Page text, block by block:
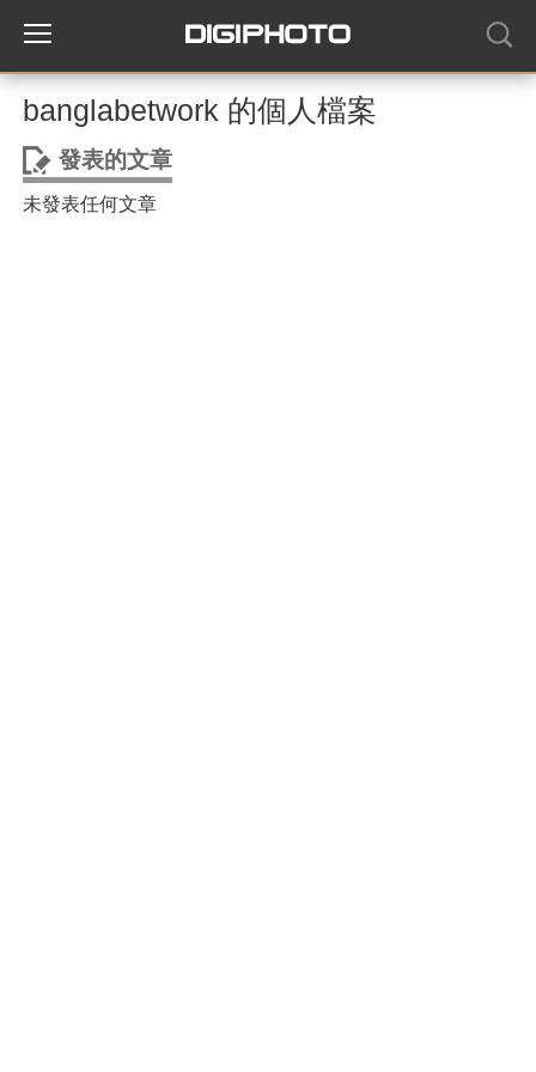
banglabetwork 的個人檔案
發表的文章
未發表任何文章